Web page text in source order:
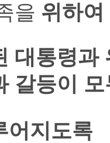
을 위하여
대통령과
갈등이
어지도록